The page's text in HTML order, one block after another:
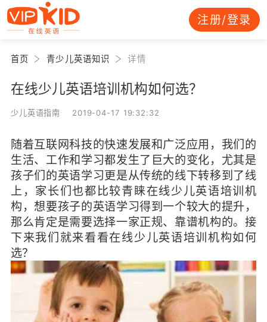
注册/登录
首页 青少儿英语知识 详情
在线少儿英语培训机构如何选？
少儿英语指南 2019-04-17 19:32:32
随着互联网科技的快速发展和广泛应用，我们的
生活、工作和学习都发生了巨大的变化，尤其是
孩子们的英语学习更是从传统的线下转移到了线
上，家长们也都比较青睐在线少儿英语培训机
构，想要孩子的英语学习得到一个较大的提升，
那么肯定是需要选择一家正规、靠谱机构的。接
下来我们就来看看在线少儿英语培训机构如何
选？